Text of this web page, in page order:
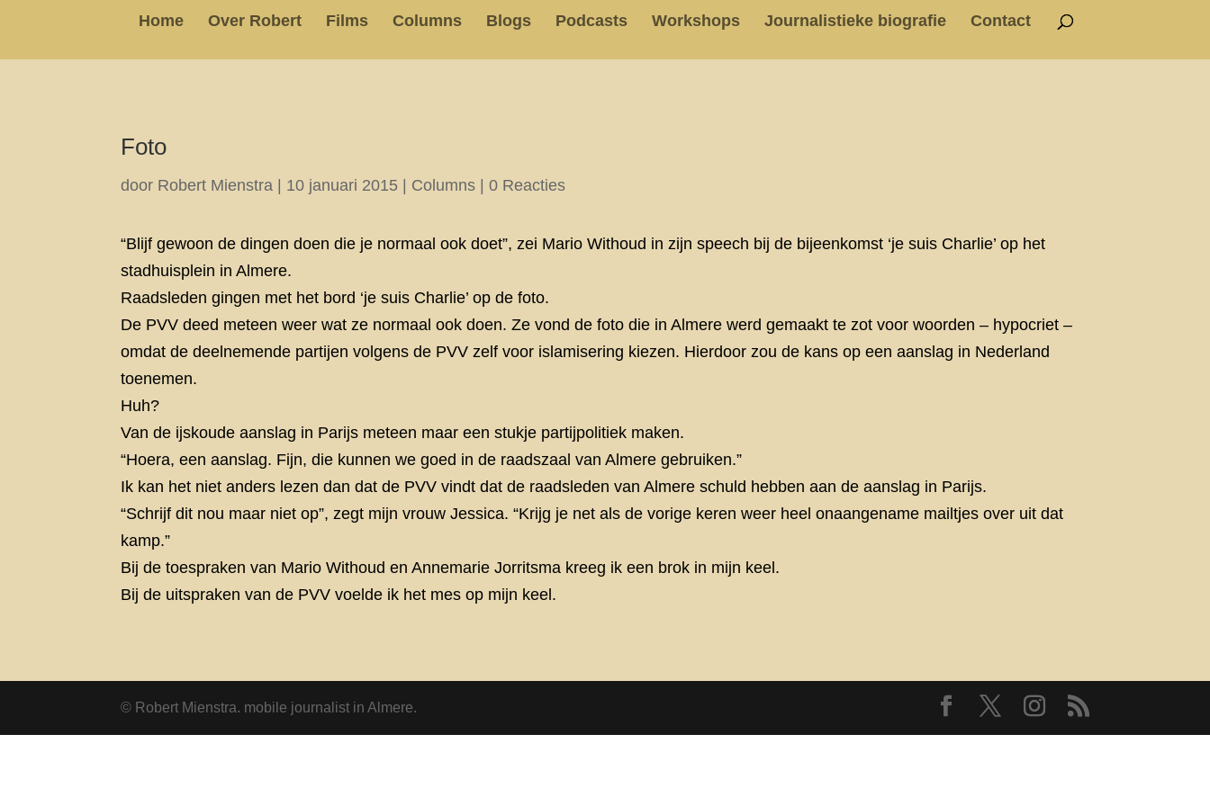
Home Over Robert Films Columns Blogs Podcasts Workshops Journalistieke biografie Contact
Foto
door Robert Mienstra | 10 januari 2015 | Columns |0 Reacties
“Blijf gewoon de dingen doen die je normaal ook doet”, zei Mario Withoud in zijn speech bij de bijeenkomst ‘je suis Charlie’ op het
stadhuisplein in Almere.
Raadsleden gingen met het bord ‘je suis Charlie’ op de foto.
De PVV deed meteen weer wat ze normaal ook doen. Ze vond de foto die in Almere werd gemaakt te zot voor woorden – hypocriet –
omdat de deelnemende partijen volgens de PVV zelf voor islamisering kiezen. Hierdoor zou de kans op een aanslag in Nederland
toenemen.
Huh?
Van de ijskoude aanslag in Parijs meteen maar een stukje partijpolitiek maken.
“Hoera, een aanslag. Fijn, die kunnen we goed in de raadszaal van Almere gebruiken.”
Ik kan het niet anders lezen dan dat de PVV vindt dat de raadsleden van Almere schuld hebben aan de aanslag in Parijs.
“Schrijf dit nou maar niet op”, zegt mijn vrouw Jessica. “Krijg je net als de vorige keren weer heel onaangename mailtjes over uit dat
kamp.”
Bij de toespraken van Mario Withoud en Annemarie Jorritsma kreeg ik een brok in mijn keel.
Bij de uitspraken van de PVV voelde ik het mes op mijn keel.
© Robert Mienstra. mobile journalist in Almere.